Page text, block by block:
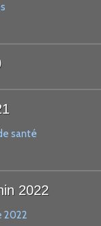
santé
2022
2022